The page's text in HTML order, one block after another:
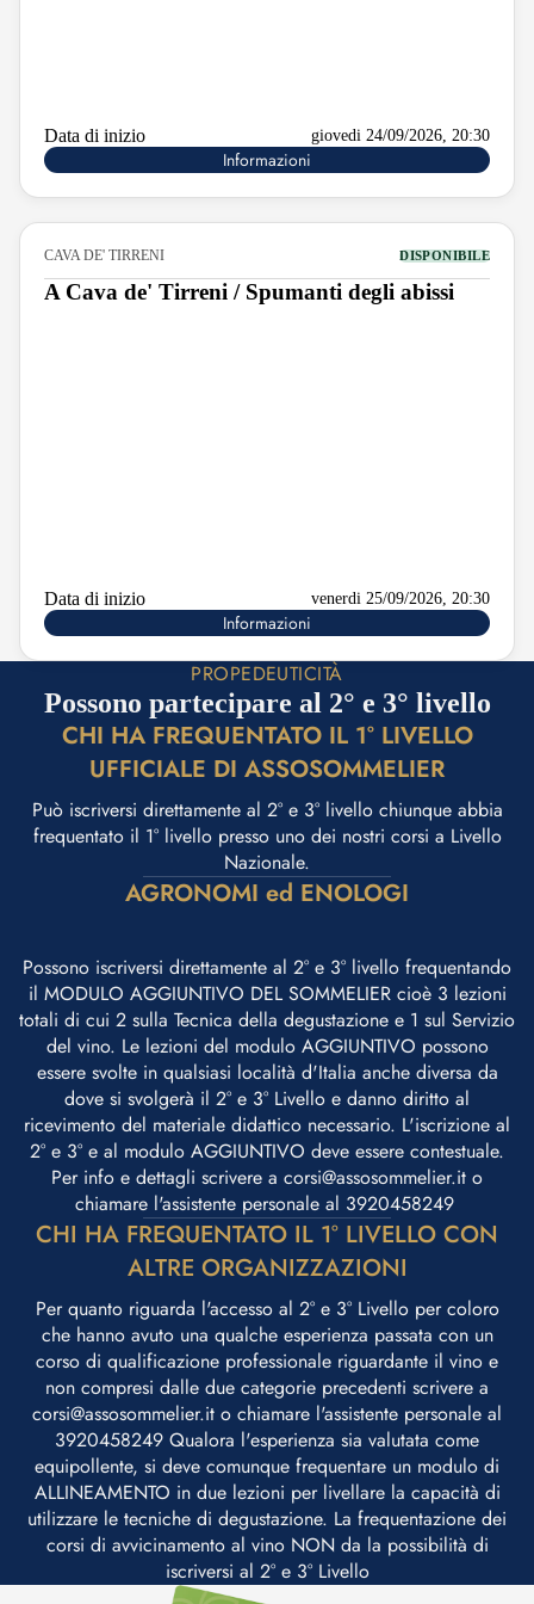
Data di inizio giovedi 24/09/2026, 20:30
Informazioni
CAVA DE' TIRRENI DISPONIBILE
A Cava de' Tirreni / Spumanti degli abissi
Data di inizio venerdi 25/09/2026, 20:30
Informazioni
PROPEDEUTICITÀ
Possono partecipare al 2° e 3° livello
CHI HA FREQUENTATO IL 1° LIVELLO
UFFICIALE DI ASSOSOMMELIER
Può iscriversi direttamente al 2° e 3° livello chiunque abbia
frequentato il 1° livello presso uno dei nostri corsi a Livello
Nazionale.
AGRONOMI ed ENOLOGI
Possono iscriversi direttamente al 2° e 3° livello frequentando
il MODULO AGGIUNTIVO DEL SOMMELIER cioè 3 lezioni
totali di cui 2 sulla Tecnica della degustazione e 1 sul Servizio
del vino. Le lezioni del modulo AGGIUNTIVO possono
essere svolte in qualsiasi località d'Italia anche diversa da
dove si svolgerà il 2° e 3° Livello e danno diritto al
ricevimento del materiale didattico necessario. L'iscrizione al
2° e 3° e al modulo AGGIUNTIVO deve essere contestuale.
Per info e dettagli scrivere a corsi@assosommelier.it o
chiamare l'assistente personale al 3920458249 ​
CHI HA FREQUENTATO IL 1° LIVELLO CON
ALTRE ORGANIZZAZIONI
Per quanto riguarda l'accesso al 2° e 3° Livello per coloro
che hanno avuto una qualche esperienza passata con un
corso di qualificazione professionale riguardante il vino e
non compresi dalle due categorie precedenti scrivere a
corsi@assosommelier.it o chiamare l'assistente personale al
3920458249 Qualora l'esperienza sia valutata come
equipollente, si deve comunque frequentare un modulo di
ALLINEAMENTO in due lezioni per livellare la capacità di
utilizzare le tecniche di degustazione. La frequentazione dei
corsi di avvicinamento al vino NON da la possibilità di
iscriversi al 2° e 3° Livello